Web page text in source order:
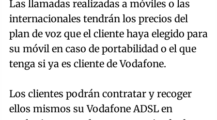
Las llamadas realizadas a móviles o las
internacionales tendrán los precios del
plan de voz que el cliente haya elegido para
su móvil en caso de portabilidad o el que
tenga si ya es cliente de Vodafone.
Los clientes podrán contratar y recoger
ellos mismos su Vodafone ADSL en